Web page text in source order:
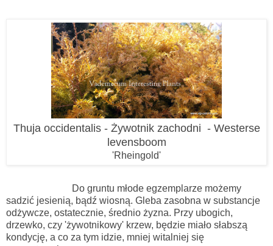
Thuja occidentalis - Żywotnik zachodni - Westerse
levensboom
'Rheingold'
Do gruntu młode egzemplarze możemy
sadzić jesienią, bądź wiosną. Gleba zasobna w substancje
odżywcze, ostatecznie, średnio żyzna. Przy ubogich,
drzewko, czy 'żywotnikowy' krzew, będzie miało słabszą
kondycję, a co za tym idzie, mniej witalniej się